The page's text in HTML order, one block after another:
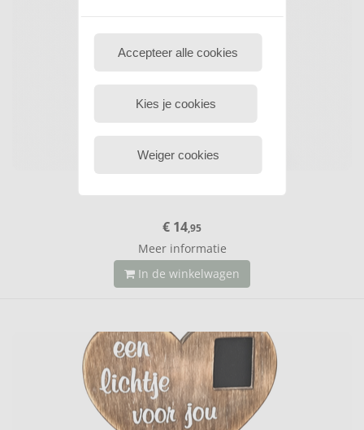
€ 14,95
Meer informatie
In de winkelwagen
Accepteer alle cookies
Kies je cookies
Weiger cookies